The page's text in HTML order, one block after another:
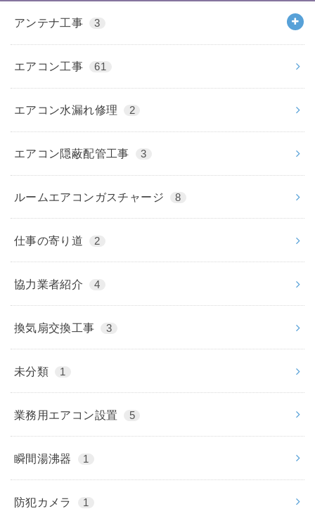
アンテナ工事 3
エアコン工事 61
エアコン水漏れ修理 2
エアコン隠蔽配管工事 3
ルームエアコンガスチャージ 8
仕事の寄り道 2
協力業者紹介 4
換気扇交換工事 3
未分類 1
業務用エアコン設置 5
瞬間湯沸器 1
防犯カメラ 1